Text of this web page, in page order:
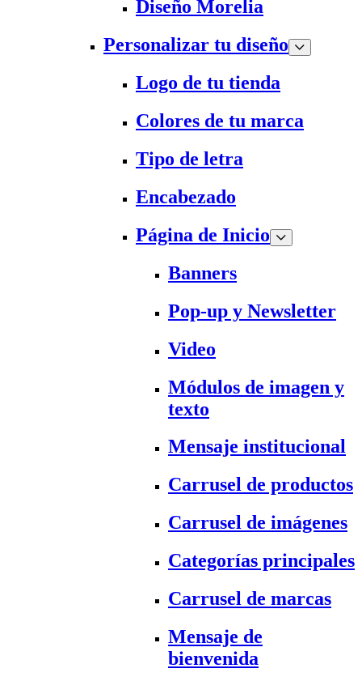
Diseño Morelia
Personalizar tu diseño
Logo de tu tienda
Colores de tu marca
Tipo de letra
Encabezado
Página de Inicio
Banners
Pop-up y Newsletter
Video
Módulos de imagen y
texto
Mensaje institucional
Carrusel de productos
Carrusel de imágenes
Categorías principales
Carrusel de marcas
Mensaje de
bienvenida